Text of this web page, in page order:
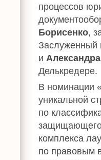
процессов
Борисенко,
Заслуженный
и
Делькредере.
В номинации
уникальной
по
защищающего
комплекса
по правовым